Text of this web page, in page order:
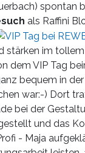
als Raffini
stärken im
dem VIP Tag
bequem in
war:-) Dort
bei der
und das
- Maja